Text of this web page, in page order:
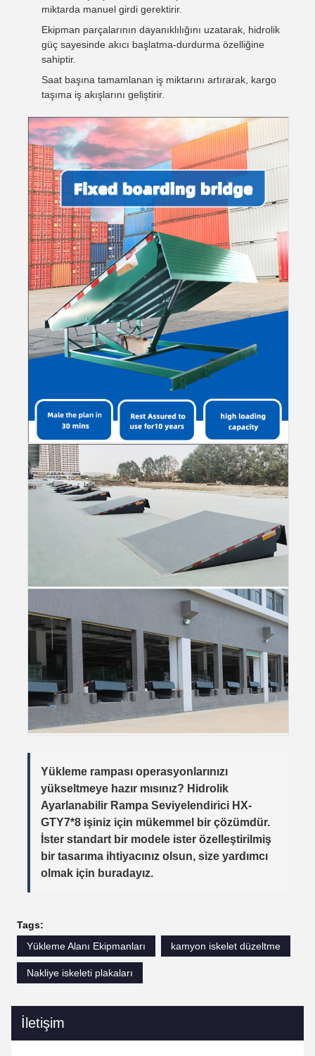
miktarda manuel girdi gerektirir.
Ekipman parçalarının dayanıklılığını uzatarak, hidrolik
güç sayesinde akıcı başlatma-durdurma özelliğine
sahiptir.
Saat başına tamamlanan iş miktarını artırarak, kargo
taşıma iş akışlarını geliştirir.
Yükleme rampası operasyonlarınızı
yükseltmeye hazır mısınız? Hidrolik
Ayarlanabilir Rampa Seviyelendirici HX-
GTY7*8 işiniz için mükemmel bir çözümdür.
İster standart bir modele ister özelleştirilmiş
bir tasarıma ihtiyacınız olsun, size yardımcı
olmak için buradayız.
Tags:
Yükleme Alanı Ekipmanları
kamyon iskelet düzeltme
Nakliye iskeleti plakaları
İletişim